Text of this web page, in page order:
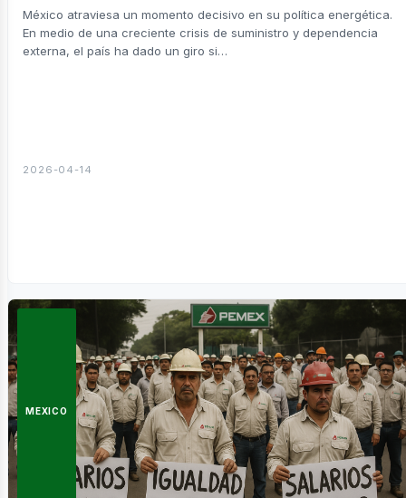
México atraviesa un momento decisivo en su política energética.
En medio de una creciente crisis de suministro y dependencia
externa, el país ha dado un giro si…
2026-04-14
MEXICO